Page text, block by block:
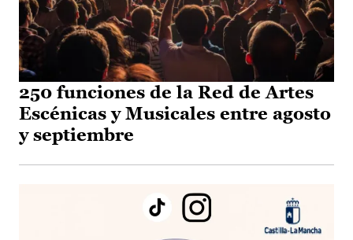
250 funciones de la Red de Artes
Escénicas y Musicales entre agosto
y septiembre